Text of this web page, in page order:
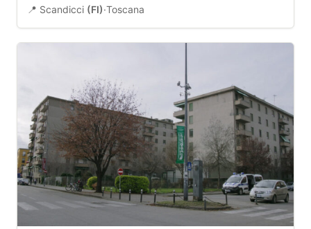
📍 Scandicci (FI)·Toscana